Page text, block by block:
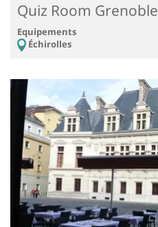
Quiz Room Grenoble
Equipements
Échirolles